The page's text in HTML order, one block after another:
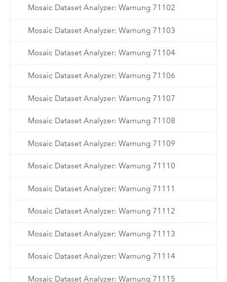
Mosaic Dataset Analyzer: Warnung 71102
Mosaic Dataset Analyzer: Warnung 71103
Mosaic Dataset Analyzer: Warnung 71104
Mosaic Dataset Analyzer: Warnung 71106
Mosaic Dataset Analyzer: Warnung 71107
Mosaic Dataset Analyzer: Warnung 71108
Mosaic Dataset Analyzer: Warnung 71109
Mosaic Dataset Analyzer: Warnung 71110
Mosaic Dataset Analyzer: Warnung 71111
Mosaic Dataset Analyzer: Warnung 71112
Mosaic Dataset Analyzer: Warnung 71113
Mosaic Dataset Analyzer: Warnung 71114
Mosaic Dataset Analyzer: Warnung 71115